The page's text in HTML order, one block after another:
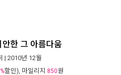
한 그 아름다움
| 2010년 12월
할인), 마일리지 850원